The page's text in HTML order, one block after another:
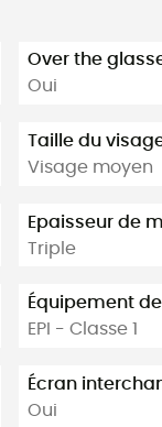
Over the
Oui
Taille du
Visage moyen
Epaisseur de
Triple
Équipement
EPI - Classe 1
Écran
Oui